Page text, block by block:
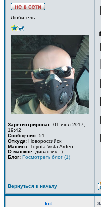
Любитель
Зарегистрирован: 01 июл 2017,
19:42
Сообщения: 51
Откуда: Новороссийск
Машина: Toyota Vista Ardeo
О машине: диванчик =)
Блог: Посмотреть блог (1)
Вернуться к началу
kot_